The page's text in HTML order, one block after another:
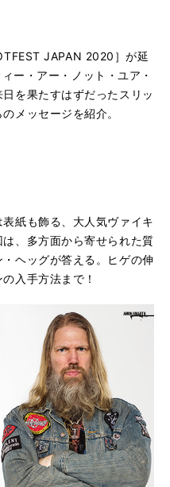
JAPAN 2020］が延
ー・アー・ノット・ユア・
を果たすはずだったスリッ
メッセージを紹介。
紙も飾る、大人気ヴァイキ
、多方面から寄せられた質
ヘッグが答える。ヒゲの伸
入手方法まで！